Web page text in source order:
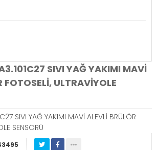
SIVI YAĞ YAKIMI MAVİ
FOTOSELİ, ULTRAVİYOLE
SIVI YAĞ YAKIMI MAVİ ALEVLİ BRÜLÖR
SENSÖRÜ